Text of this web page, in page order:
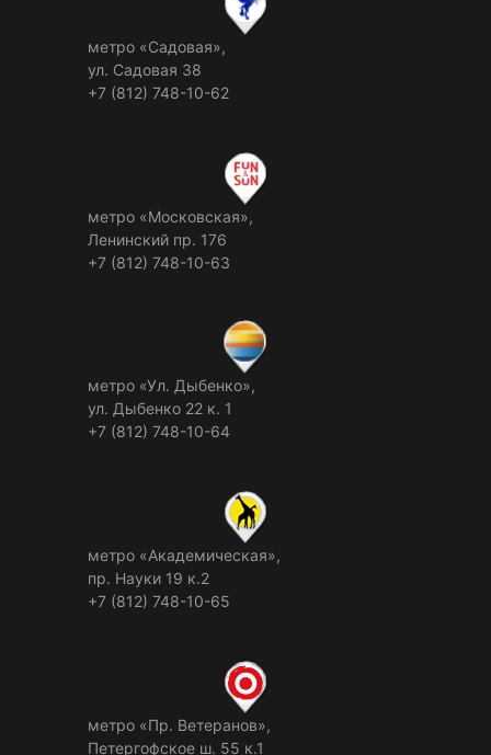
метро «Садовая»,
ул. Садовая 38
+7 (812) 748-10-62
метро «Московская»,
Ленинский пр. 176
+7 (812) 748-10-63
метро «Ул. Дыбенко»,
ул. Дыбенко 22 к. 1
+7 (812) 748-10-64
метро «Академическая»,
пр. Науки 19 к.2
+7 (812) 748-10-65
метро «Пр. Ветеранов»,
Петергофское ш. 55 к.1